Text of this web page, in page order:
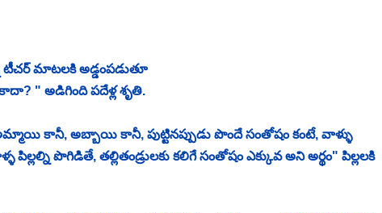
టీచర్ మాటలకి అడ్డంపడుతూ
" అడిగింది పదేళ్ల శృతి.
అమ్మాయి కానీ, అబ్బాయి కానీ, పుట్టినప్పుడు పొందే సంతోషం కంటే, వాళ్ళు
పొగిడితే, తల్లితండ్రులకు కలిగే సంతోషం ఎక్కువ అని అర్థం" పిల్లలకి